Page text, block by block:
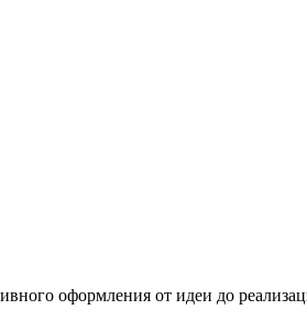
оформления от идеи до